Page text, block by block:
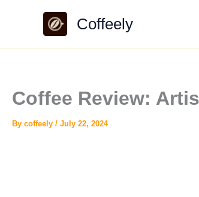
Coffeely
Coffee Review:
By coffeely / July 22, 2024